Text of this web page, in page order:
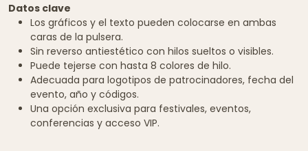
Datos clave
Los gráficos y el texto pueden colocarse en ambas
caras de la pulsera.
Sin reverso antiestético con hilos sueltos o visibles.
Puede tejerse con hasta 8 colores de hilo.
Adecuada para logotipos de patrocinadores, fecha del
evento, año y códigos.
Una opción exclusiva para festivales, eventos,
conferencias y acceso VIP.